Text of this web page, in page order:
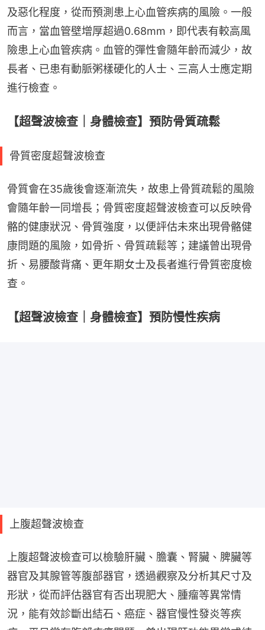
及惡化程度，從而預測患上心血管疾病的風險。一般
而言，當血管壁增厚超過0.68mm，即代表有較高風
險患上心血管疾病。血管的彈性會隨年齡而減少，故
長者、已患有動脈粥樣硬化的人士、三高人士應定期
進行檢查。
【超聲波檢查｜身體檢查】預防骨質疏鬆
骨質密度超聲波檢查
骨質會在35歲後會逐漸流失，故患上骨質疏鬆的風險
會隨年齡一同增長；骨質密度超聲波檢查可以反映骨
骼的健康狀況、骨質強度，以便評估未來出現骨骼健
康問題的風險，如骨折、骨質疏鬆等；建議曾出現骨
折、易腰酸背痛、更年期女士及長者進行骨質密度檢
查。
【超聲波檢查｜身體檢查】預防慢性疾病
上腹超聲波檢查
上腹超聲波檢查可以檢驗肝臟、膽囊、腎臟、脾臟等
器官及其腺管等腹部器官，透過觀察及分析其尺寸及
形狀，從而評估器官有否出現肥大、腫瘤等異常情
況，能有效診斷出結石、癌症、器官慢性發炎等疾